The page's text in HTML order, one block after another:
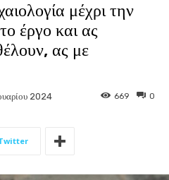
μέχρι την
έργο και ας
ας με
2024 0
669